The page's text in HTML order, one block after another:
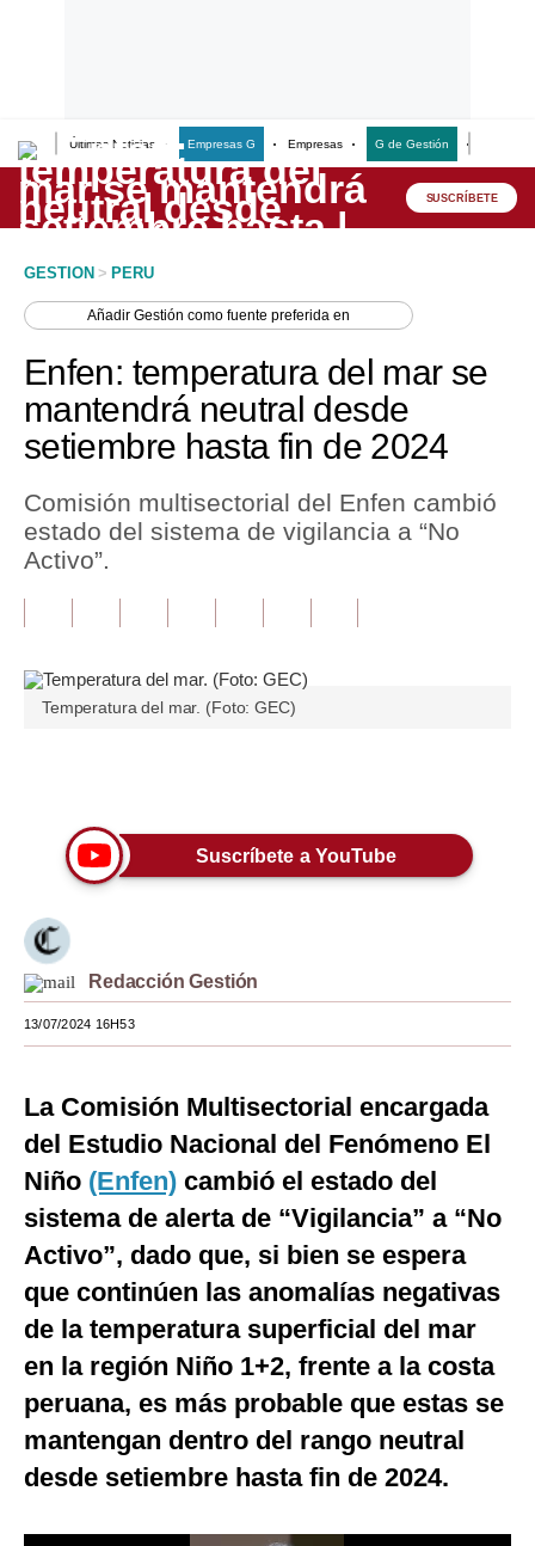
Últimas Noticias Empresas G Empresas G de Gestión
Lo último
Peru Quiosco
Economía
Mercados
Política
Finanzas Personales
Inmobiliarias
Pregunta de hoy
Blogs
Tendencias
Moda
Estilos
EEUU
México
España
Tecnología
Club del Suscriptor
Mix
SUSCRÍBETE
GESTION > PERU
AñadirGestión como fuente preferida en
Enfen: temperatura del mar se
mantendrá neutral desde
setiembre hasta fin de 2024
Comisión multisectorial del Enfen cambió
estado del sistema de vigilancia a “No
Activo”.
Temperatura del mar. (Foto: GEC)
Suscríbete a YouTube
Redacción Gestión
13/07/2024 16H53
La Comisión Multisectorial encargada
del Estudio Nacional del Fenómeno El
Niño (Enfen) cambió el estado del
sistema de alerta de “Vigilancia” a “No
Activo”, dado que, si bien se espera
que continúen las anomalías negativas
de la temperatura superficial del mar
en la región Niño 1+2, frente a la costa
peruana, es más probable que estas se
mantengan dentro del rango neutral
desde setiembre hasta fin de 2024.